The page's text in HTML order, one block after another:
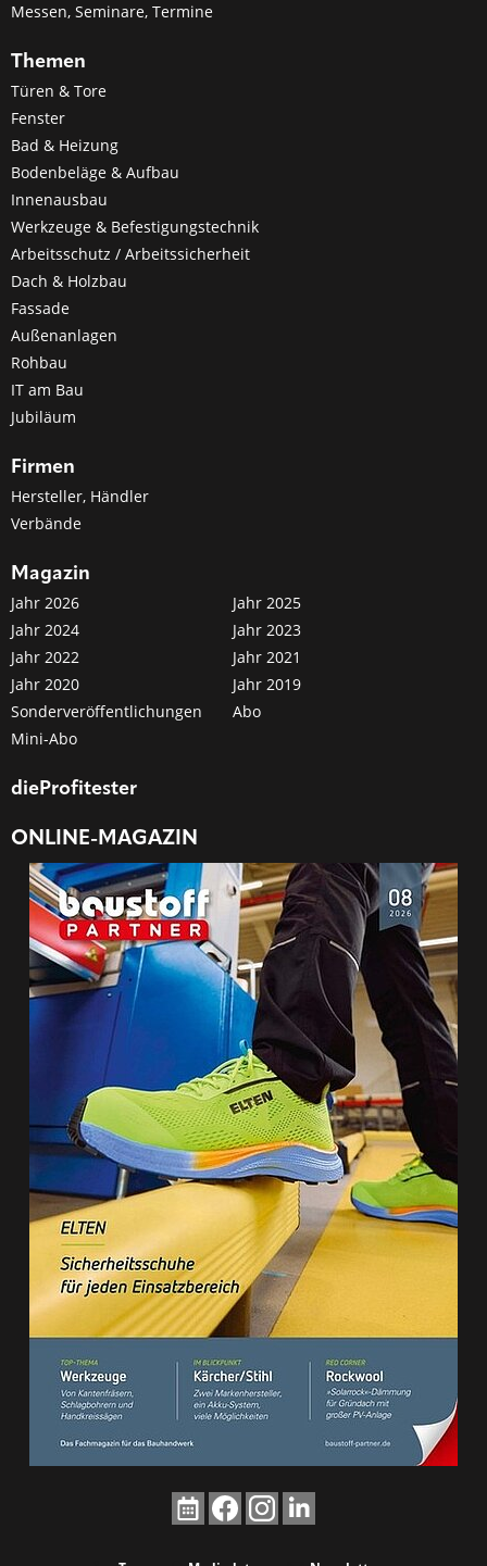
Messen, Seminare, Termine
Themen
Türen & Tore
Fenster
Bad & Heizung
Bodenbeläge & Aufbau
Innenausbau
Werkzeuge & Befestigungstechnik
Arbeitsschutz / Arbeitssicherheit
Dach & Holzbau
Fassade
Außenanlagen
Rohbau
IT am Bau
Jubiläum
Firmen
Hersteller, Händler
Verbände
Magazin
Jahr 2026
Jahr 2025
Jahr 2024
Jahr 2023
Jahr 2022
Jahr 2021
Jahr 2020
Jahr 2019
Sonderveröffentlichungen
Abo
Mini-Abo
dieProfitester
ONLINE-MAGAZIN